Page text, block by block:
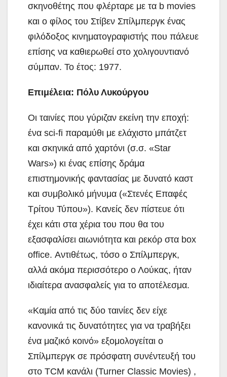
σκηνοθέτης που φλέρταρε με τα b movies
και ο φίλος του Στίβεν Σπίλμπεργκ ένας
φιλόδοξος κινηματογραφιστής που πάλευε
επίσης να καθιερωθεί στο χολιγουντιανό
σύμπαν. Το έτος: 1977.
Επιμέλεια: Πόλυ Λυκούργου
Οι ταινίες που γύριζαν εκείνη την εποχή:
ένα sci-fi παραμύθι με ελάχιστο μπάτζετ
και σκηνικά από χαρτόνι (σ.σ. «Star
Wars») κι ένας επίσης δράμα
επιστημονικής φαντασίας με δυνατό καστ
και συμβολικό μήνυμα («Στενές Επαφές
Τρίτου Τύπου»). Κανείς δεν πίστευε ότι
έχει κάτι στα χέρια του που θα του
εξασφαλίσει αιωνιότητα και ρεκόρ στα box
office. Αντιθέτως, τόσο ο Σπίλμπεργκ,
αλλά ακόμα περισσότερο ο Λούκας, ήταν
ιδιαίτερα ανασφαλείς για το αποτέλεσμα.
«Καμία από τις δύο ταινίες δεν είχε
κανονικά τις δυνατότητες για να τραβήξει
ένα μαζικό κοινό» εξομολογείται ο
Σπίλμπεργκ σε πρόσφατη συνέντευξή του
στο TCM κανάλι (Turner Classic Movies) ,